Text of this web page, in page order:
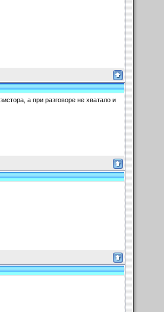
а при разговоре не хватало и